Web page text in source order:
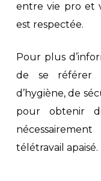
entre vie pro et
est respectée.
Pour plus
de se référer
d’hygiène, de
pour obtenir
télétravail apaisé.